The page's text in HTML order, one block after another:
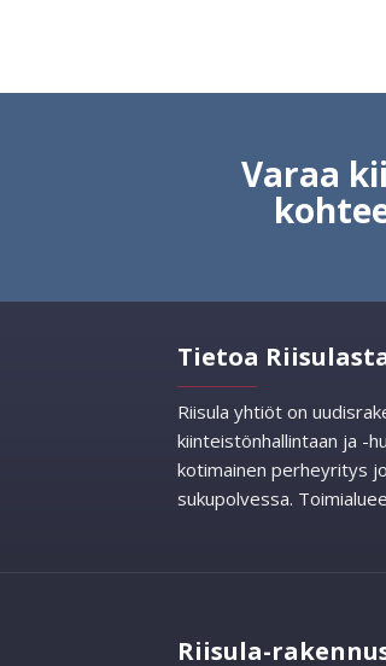
Varaa
Tietoa
Riisula yhtiöt on
kiinteistönhallintaan ja -
kotimainen perheyritys
sukupolvessa.
Riisula-